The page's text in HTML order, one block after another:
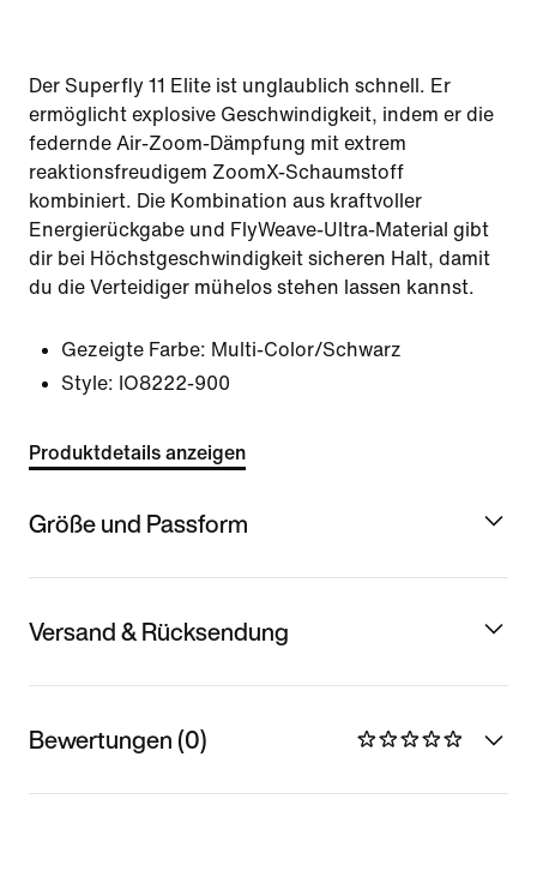
Der Superfly 11 Elite ist unglaublich schnell. Er
ermöglicht explosive Geschwindigkeit, indem er die
federnde Air-Zoom-Dämpfung mit extrem
reaktionsfreudigem ZoomX-Schaumstoff
kombiniert. Die Kombination aus kraftvoller
Energierückgabe und FlyWeave-Ultra-Material gibt
dir bei Höchstgeschwindigkeit sicheren Halt, damit
du die Verteidiger mühelos stehen lassen kannst.
Gezeigte Farbe: Multi-Color/Schwarz
Style: IO8222-900
Produktdetails anzeigen
Größe und Passform
Versand & Rücksendung
Bewertungen (0)